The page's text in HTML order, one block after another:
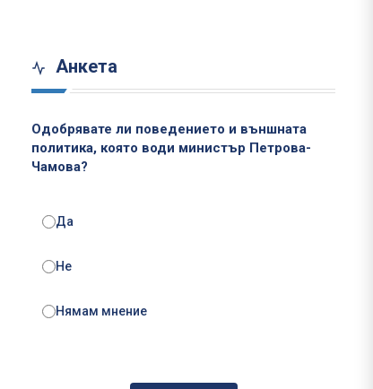
Анкета
Одобрявате ли поведението и външната
политика, която води министър Петрова-
Чамова?
Да
Не
Нямам мнение